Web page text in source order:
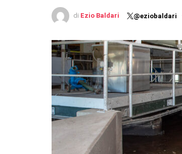
di Ezio Baldari @eziobaldari